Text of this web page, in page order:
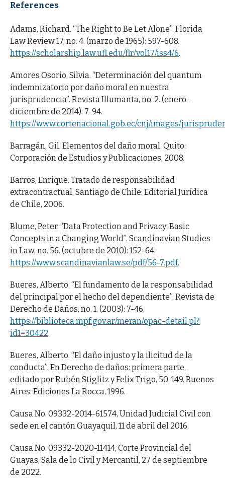
References
Adams, Richard. “The Right to Be Let Alone”. Florida
Law Review 17, no. 4. (marzo de 1965): 597-608.
https://scholarship.law.ufl.edu/flr/vol17/iss4/6.
Amores Osorio, Silvia. “Determinación del quantum
indemnizatorio por daño moral en nuestra
jurisprudencia”. Revista Illumanta, no. 2. (enero-
diciembre de 2014): 7-94.
https://www.cortenacional.gob.ec/cnj/images/
Barragán, Gil. Elementos del daño moral. Quito:
Corporación de Estudios y Publicaciones, 2008.
Barros, Enrique. Tratado de responsabilidad
extracontractual. Santiago de Chile: Editorial Jurídica
de Chile, 2006.
Blume, Peter. “Data Protection and Privacy: Basic
Concepts in a Changing World”. Scandinavian Studies
in Law, no. 56. (octubre de 2010): 152-64.
https://www.scandinavianlaw.se/pdf/56-7.pdf.
Bueres, Alberto. “El fundamento de la responsabilidad
del principal por el hecho del dependiente”. Revista de
Derecho de Daños, no. 1. (2003): 7-46.
https://biblioteca.mpf.gov.ar/meran/opac-detail.pl?
id1=30422.
Bueres, Alberto. “El daño injusto y la ilicitud de la
conducta”. En Derecho de daños: primera parte,
editado por Rubén Stiglitz y Felix Trigo, 50-149. Buenos
Aires: Ediciones La Rocca, 1996.
Causa No. 09332-2014-61574, Unidad Judicial Civil con
sede en el cantón Guayaquil, 11 de abril del 2016.
Causa No. 09332-2020-11414, Corte Provincial del
Guayas, Sala de lo Civil y Mercantil, 27 de septiembre
de 2022.